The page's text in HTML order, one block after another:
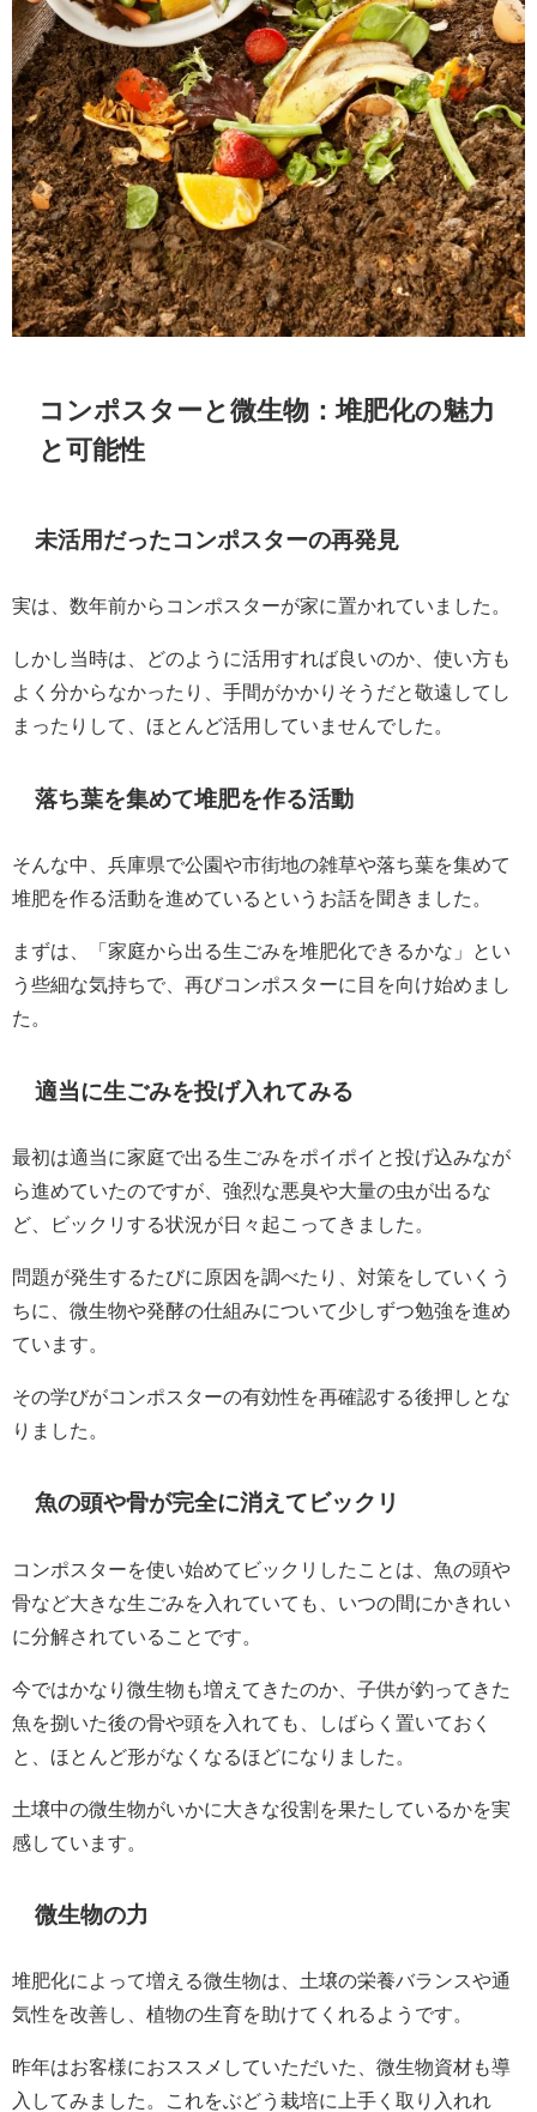
コンポスターと微生物：堆肥化の魅力
と可能性
未活用だったコンポスターの再発見
実は、数年前からコンポスターが家に置かれていました。
しかし当時は、どのように活用すれば良いのか、使い方も
よく分からなかったり、手間がかかりそうだと敬遠してし
まったりして、ほとんど活用していませんでした。
落ち葉を集めて堆肥を作る活動
そんな中、兵庫県で公園や市街地の雑草や落ち葉を集めて
堆肥を作る活動を進めているというお話を聞きました。
まずは、「家庭から出る生ごみを堆肥化できるかな」とい
う些細な気持ちで、再びコンポスターに目を向け始めまし
た。
適当に生ごみを投げ入れてみる
最初は適当に家庭で出る生ごみをポイポイと投げ込みなが
ら進めていたのですが、強烈な悪臭や大量の虫が出るな
ど、ビックリする状況が日々起こってきました。
問題が発生するたびに原因を調べたり、対策をしていくう
ちに、微生物や発酵の仕組みについて少しずつ勉強を進め
ています。
その学びがコンポスターの有効性を再確認する後押しとな
りました。
魚の頭や骨が完全に消えてビックリ
コンポスターを使い始めてビックリしたことは、魚の頭や
骨など大きな生ごみを入れていても、いつの間にかきれい
に分解されていることです。
今ではかなり微生物も増えてきたのか、子供が釣ってきた
魚を捌いた後の骨や頭を入れても、しばらく置いておく
と、ほとんど形がなくなるほどになりました。
土壌中の微生物がいかに大きな役割を果たしているかを実
感しています。
微生物の力
堆肥化によって増える微生物は、土壌の栄養バランスや通
気性を改善し、植物の生育を助けてくれるようです。
昨年はお客様におススメしていただいた、微生物資材も導
入してみました。これをぶどう栽培に上手く取り入れれ